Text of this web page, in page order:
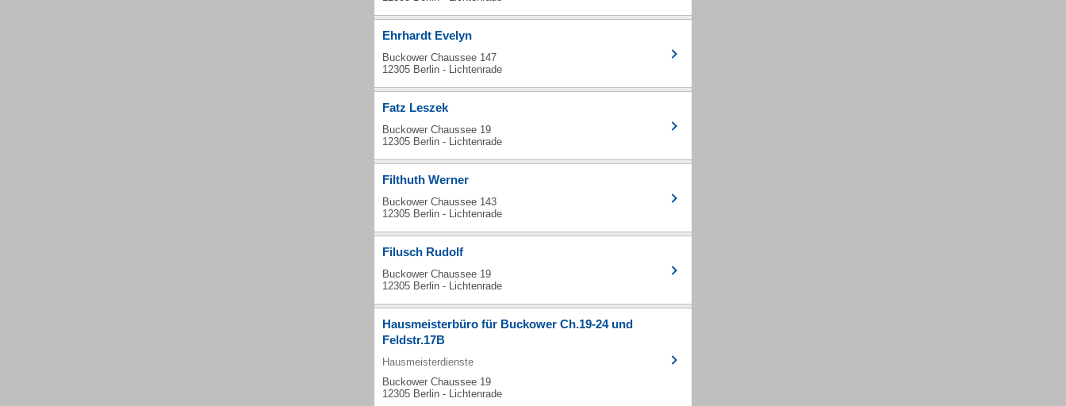
Ehrhardt Evelyn
Buckower Chaussee 147
12305 Berlin - Lichtenrade
Fatz Leszek
Buckower Chaussee 19
12305 Berlin - Lichtenrade
Filthuth Werner
Buckower Chaussee 143
12305 Berlin - Lichtenrade
Filusch Rudolf
Buckower Chaussee 19
12305 Berlin - Lichtenrade
Hausmeisterbüro für Buckower Ch.19-24 und
Feldstr.17B
Hausmeisterdienste
Buckower Chaussee 19
12305 Berlin - Lichtenrade